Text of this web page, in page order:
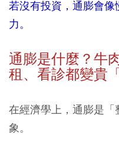
若沒有投資，通膨會
力。
通膨是什麼？牛
租、看診都變貴
在經濟學上，通膨是
象。